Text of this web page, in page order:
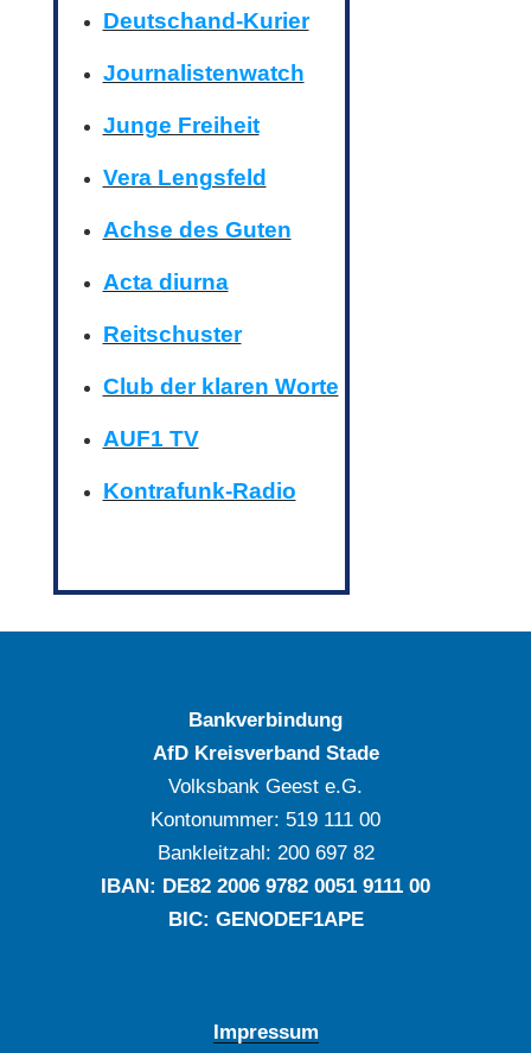
Deutschand-Kurier
Journalistenwatch
Junge Freiheit
Vera Lengsfeld
Achse des Guten
Acta diurna
Reitschuster
Club der klaren Worte
AUF1 TV
Kontrafunk-Radio
Bankverbindung
AfD Kreisverband Stade
Volksbank Geest e.G.
Kontonummer: ‍519 111 00
Bankleitzahl: ‍200 697 82
IBAN: DE‍82 ‍2006 ‍9782 ‍0051 ‍9111 ‍00
BIC: GENODEF1APE
Impressum